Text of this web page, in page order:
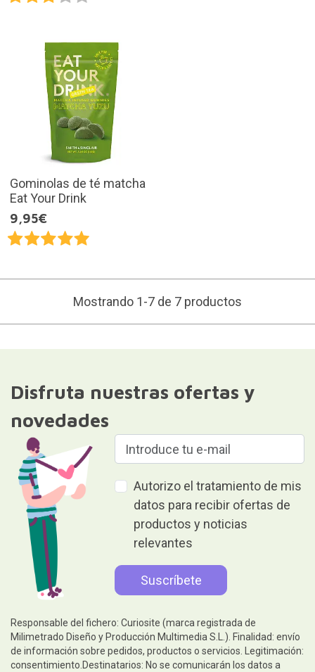
Gominolas de té matcha
Eat Your Drink
9,95€
Mostrando 1-7 de 7 productos
Disfruta nuestras ofertas y
novedades
Autorizo el tratamiento de mis
datos para recibir ofertas de
productos y noticias
relevantes
Responsable del fichero: Curiosite (marca registrada de
Milimetrado Diseño y Producción Multimedia S.L.). Finalidad: envío
de información sobre pedidos, productos o servicios. Legitimación:
consentimiento.Destinatarios: No se comunicarán los datos a